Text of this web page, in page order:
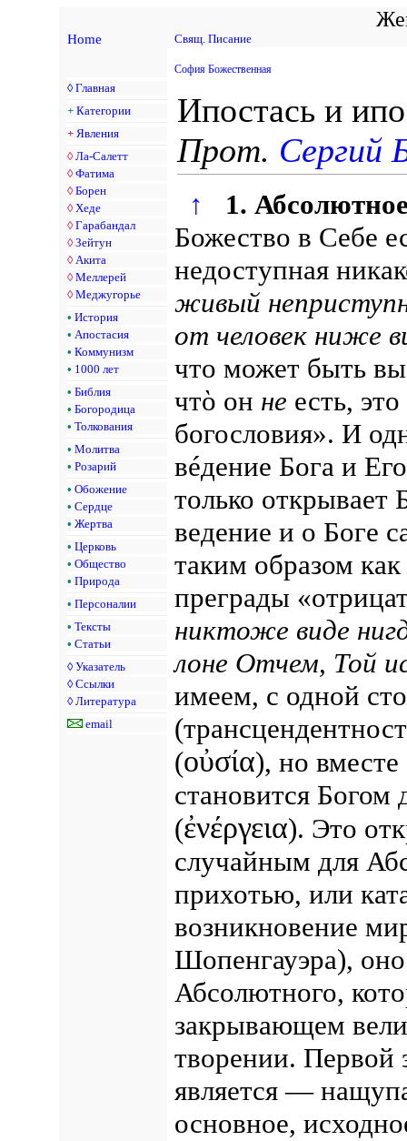
Home Свящ. Писание
◊ Главная
+ Категории
+ Явления
◊ Ла-Салетт
◊ Фатима
◊ Борен
◊ Хеде
◊ Гарабандал
◊ Зейтун
◊ Акита
◊ Меллерей
◊ Меджугорье
• История
• Апостасия
• Коммунизм
• 1000 лет
• Библия
• Богородица
• Толкования
• Молитва
• Розарий
• Обожение
• Сердце
• Жертва
• Церковь
• Общество
• Природа
• Персоналии
• Тексты
• Статьи
◊ Указатель
◊ Ссылки
◊ Литература
email
София Божественная
Ипостась и
Прот. Сергий
↑ 1.
Божество в Себе
недоступная
живый
от человек ниже
что может быть
чтὸ он не есть,
богословия». И
вéдение Бога и
только открывает
ведение и о Боге
таким образом
преграды
никтоже виде
лоне Отчем, Той
имеем, с одной
(οὐσία), но
становится
(ἐνέργεια). Это
случайным для
прихотью, или
возникновение
Шопенгауэра),
Абсолютного,
закрывающем
творении. Первой
является —
основное,